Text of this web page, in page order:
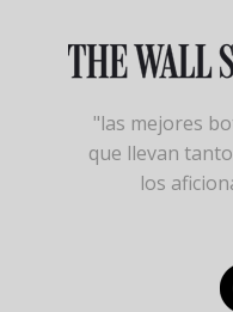
"las mejores
que llevan
los